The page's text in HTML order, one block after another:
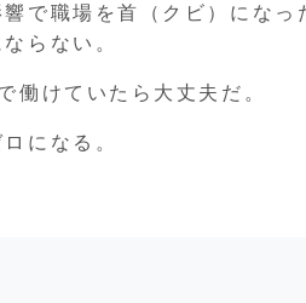
で職場を首（クビ）にな
らない。
働けていたら大丈夫だ。
になる。